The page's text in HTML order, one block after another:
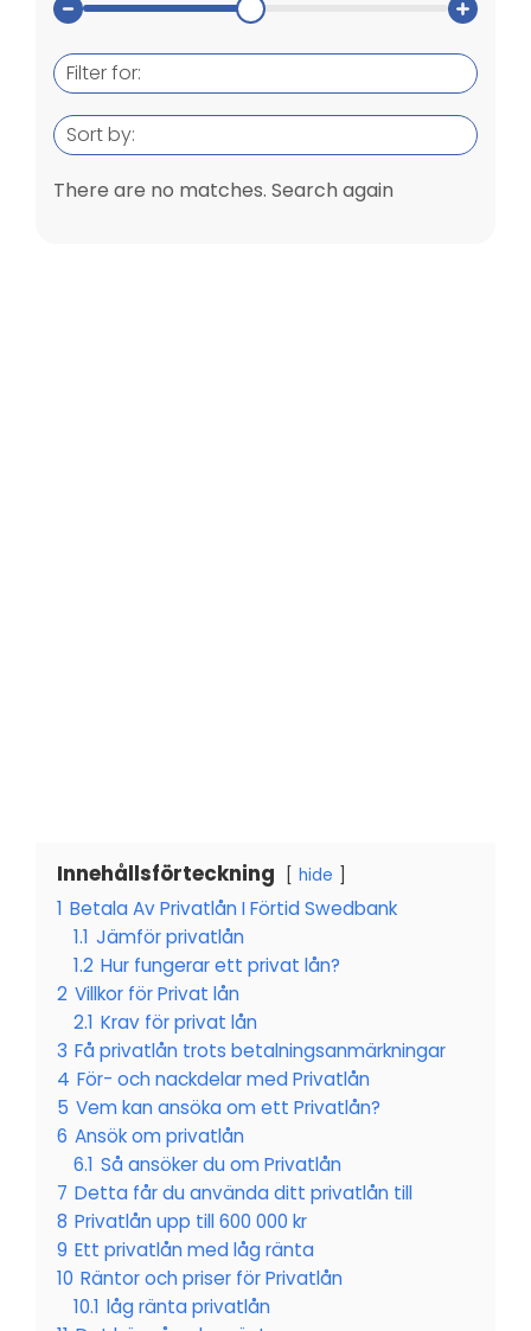
Filter for:
Sort by:
There are no matches. Search again
Innehållsförteckning hide
1 Betala Av Privatlån I Förtid Swedbank
1.1 Jämför privatlån
1.2 Hur fungerar ett privat lån?
2 Villkor för Privat lån
2.1 Krav för privat lån
3 Få privatlån trots betalningsanmärkningar
4 För- och nackdelar med Privatlån
5 Vem kan ansöka om ett Privatlån?
6 Ansök om privatlån
6.1 Så ansöker du om Privatlån
7 Detta får du använda ditt privatlån till
8 Privatlån upp till 600 000 kr
9 Ett privatlån med låg ränta
10 Räntor och priser för Privatlån
10.1 låg ränta privatlån